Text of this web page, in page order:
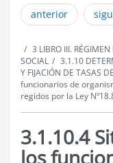
anterior
3 LIBRO III.
SOCIAL
3.1.10
Y FIJACIÓN DE TASAS
funcionarios de
regidos por la Ley
3.1.10.4
los